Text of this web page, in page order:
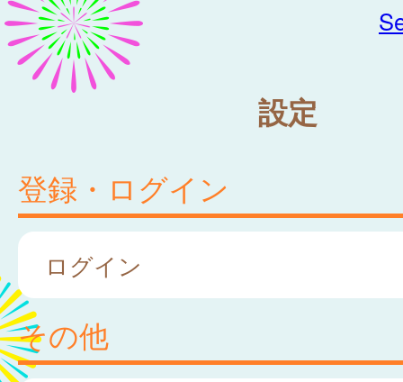
設定
登録・ログイン
ログイン
その他